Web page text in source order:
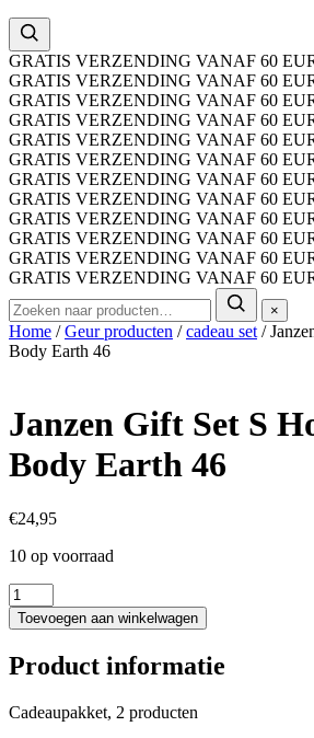
GRATIS VERZENDING VANAF 60
GRATIS VERZENDING VANAF 60
GRATIS VERZENDING VANAF 60
GRATIS VERZENDING VANAF 60
GRATIS VERZENDING VANAF 60
GRATIS VERZENDING VANAF 60
GRATIS VERZENDING VANAF 60
GRATIS VERZENDING VANAF 60
GRATIS VERZENDING VANAF 60
GRATIS VERZENDING VANAF 60
GRATIS VERZENDING VANAF 60
GRATIS VERZENDING VANAF 60
×
Home /Geur producten /cadeau set /
Body Earth 46
Janzen Gift Set S
Body Earth 46
€24,95
10 op voorraad
Janzen
Gift
Set
Home
Body
Toevoegen aan winkelwagen
Product informatie
Cadeaupakket, 2 producten